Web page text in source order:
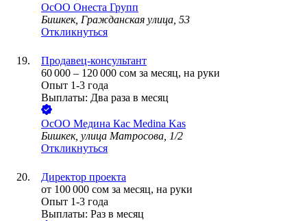
ОсОО Онеста Групп
Бишкек, Гражданская улица, 53
Откликнуться
Продавец-консультант
60 000 – 120 000 сом за месяц, на руки
Опыт 1-3 года
Выплаты: Два раза в месяц
ОсОО Медина Кас Medina Kas
Бишкек, улица Матросова, 1/2
Откликнуться
Директор проекта
от 100 000 сом за месяц, на руки
Опыт 1-3 года
Выплаты: Раз в месяц